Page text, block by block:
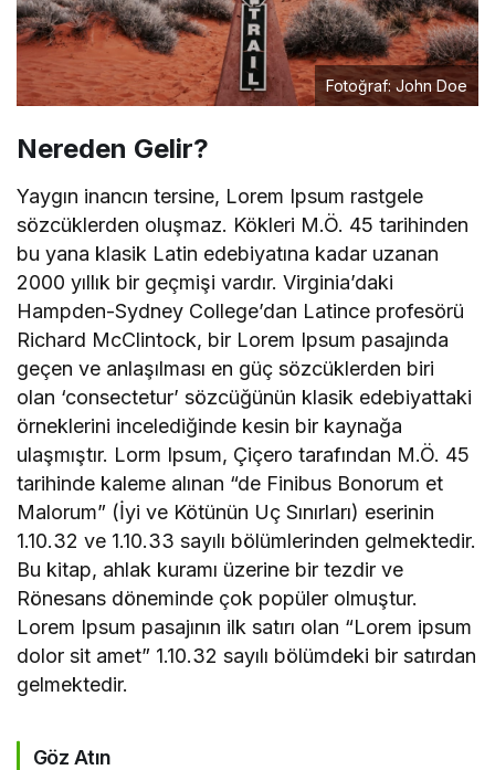
Fotoğraf: John Doe
Nereden Gelir?
Yaygın inancın tersine, Lorem Ipsum rastgele
sözcüklerden oluşmaz. Kökleri M.Ö. 45 tarihinden
bu yana klasik Latin edebiyatına kadar uzanan
2000 yıllık bir geçmişi vardır. Virginia’daki
Hampden-Sydney College’dan Latince profesörü
Richard McClintock, bir Lorem Ipsum pasajında
geçen ve anlaşılması en güç sözcüklerden biri
olan ‘consectetur’ sözcüğünün klasik edebiyattaki
örneklerini incelediğinde kesin bir kaynağa
ulaşmıştır. Lorm Ipsum, Çiçero tarafından M.Ö. 45
tarihinde kaleme alınan “de Finibus Bonorum et
Malorum” (İyi ve Kötünün Uç Sınırları) eserinin
1.10.32 ve 1.10.33 sayılı bölümlerinden gelmektedir.
Bu kitap, ahlak kuramı üzerine bir tezdir ve
Rönesans döneminde çok popüler olmuştur.
Lorem Ipsum pasajının ilk satırı olan “Lorem ipsum
dolor sit amet” 1.10.32 sayılı bölümdeki bir satırdan
gelmektedir.
Göz Atın